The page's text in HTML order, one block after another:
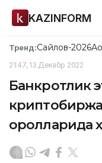
KAZINFORM
Тренд:Сайлов-2026
21:47, 13 Декабр 2022
Банкротлик
оролларида